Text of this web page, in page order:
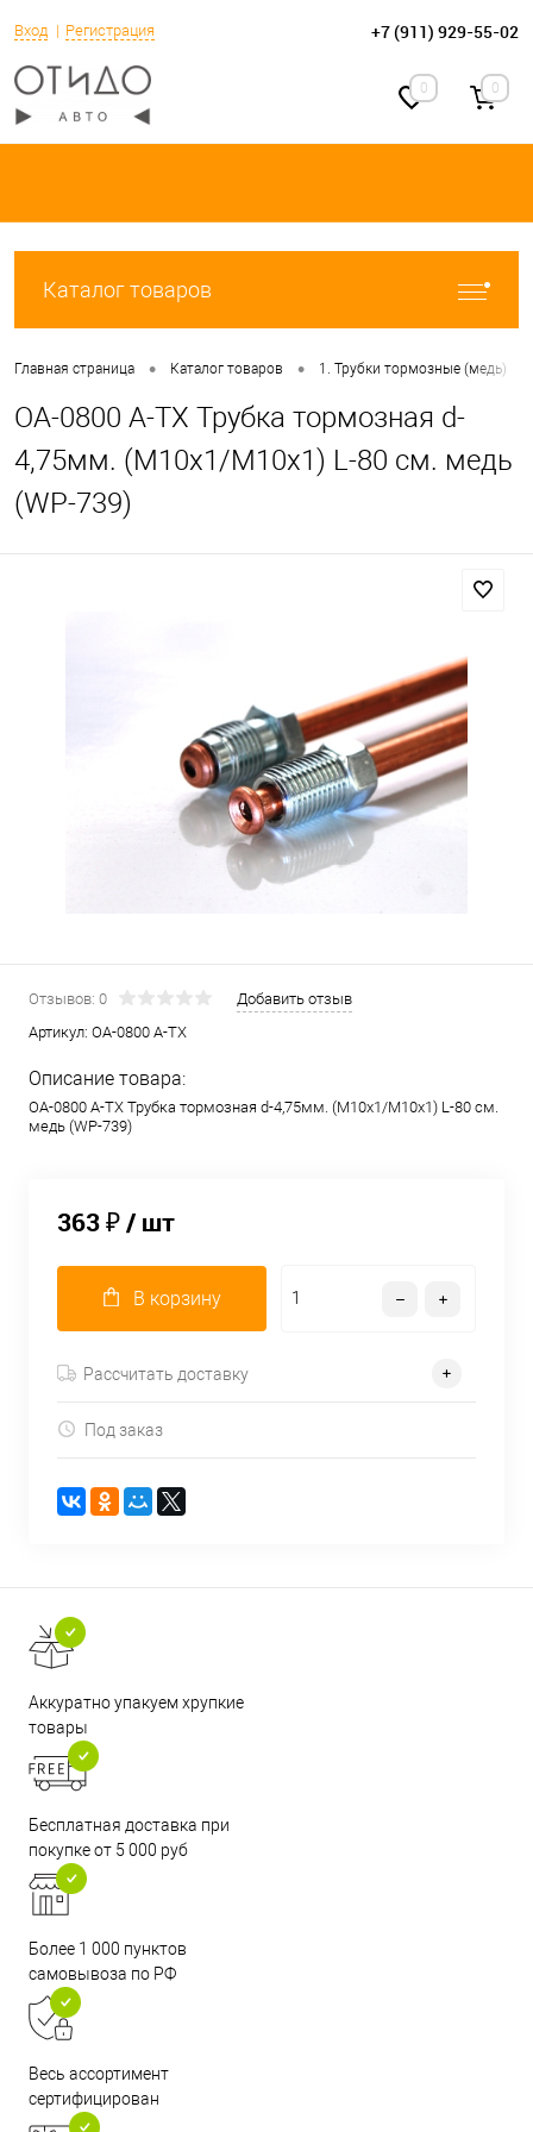
Вход Регистрация +7 (911) 929-55-02
0 0
Каталог товаров
Главная страница • Каталог товаров • 1. Трубки тормозные (медь)
OA-0800 A-TX Трубка тормозная d-
4,75мм. (М10х1/М10х1) L-80 см. медь
(WP-739)
Отзывов: 0
Добавить отзыв
Артикул: OA-0800 A-TX
Описание товара:
OA-0800 A-TX Трубка тормозная d-4,75мм. (М10х1/М10х1) L-80 см.
медь (WP-739)
363 ₽/ шт
В корзину
Рассчитать доставку
Под заказ
Аккуратно упакуем хрупкие
товары
Бесплатная доставка при
покупке от 5 000 руб
Более 1 000 пунктов
самовывоза по РФ
Весь ассортимент
сертифицирован